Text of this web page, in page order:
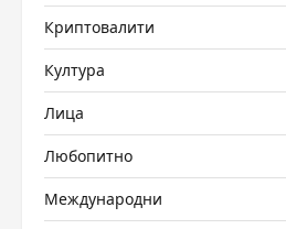
Криптовалити
Култура
Лица
Любопитно
Международни